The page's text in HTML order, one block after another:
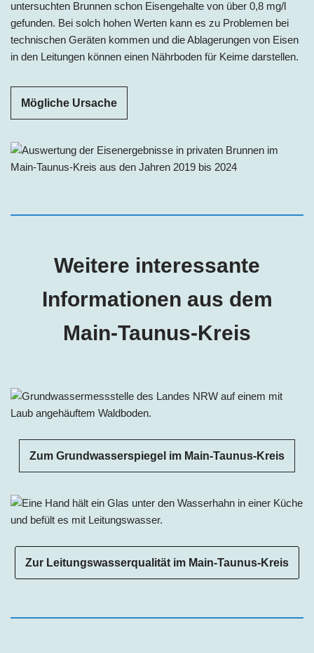
untersuchten Brunnen schon Eisengehalte von über 0,8 mg/l
gefunden. Bei solch hohen Werten kann es zu Problemen bei
technischen Geräten kommen und die Ablagerungen von Eisen
in den Leitungen können einen Nährboden für Keime darstellen.
Mögliche Ursache
Weitere interessante
Informationen aus dem
Main-Taunus-Kreis
Zum Grundwasserspiegel im Main-Taunus-Kreis
Zur Leitungswasserqualität im Main-Taunus-Kreis